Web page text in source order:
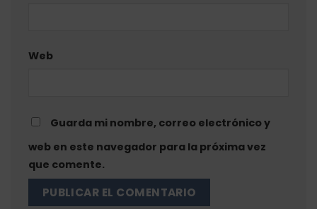
Web
Guarda mi nombre, correo electrónico y
web en este navegador para la próxima vez
que comente.